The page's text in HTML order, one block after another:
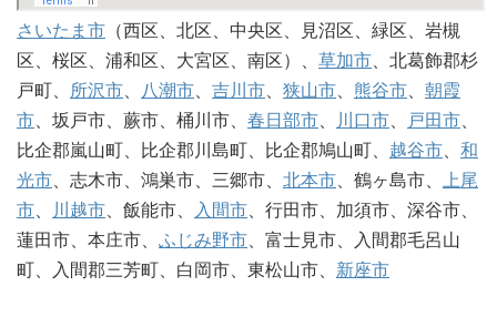
さいたま市 （西区、北区、中央区、見沼区、緑区、岩槻
区、桜区、浦和区、大宮区、南区）、 草加市 、北葛飾郡杉
戸町、 所沢市 八潮市 吉川市 狭山市 熊谷市
朝霞
市 、坂戸市、蕨市、桶川市、 春日部市 川口市 戸田市
比企郡嵐山町、比企郡川島町、比企郡鳩山町、 越谷市
和
光市 、志木市、鴻巣市、三郷市、 北本市 、鶴ヶ島市、
上尾
市
川越市 、飯能市、 入間市 、行田市、加須市、深谷市、
蓮田市、本庄市、 ふじみ野市 、富士見市、入間郡毛呂山
町、入間郡三芳町、白岡市、東松山市、 新座市